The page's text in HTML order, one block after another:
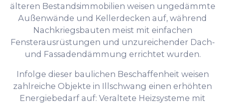
älteren Bestandsimmobilien weisen ungedämmte
Außenwände und Kellerdecken auf, während
Nachkriegsbauten meist mit einfachen
Fensterausrüstungen und unzureichender Dach-
und Fassadendämmung errichtet wurden.
Infolge dieser baulichen Beschaffenheit weisen
zahlreiche Objekte in Illschwang einen erhöhten
Energiebedarf auf: Veraltete Heizsysteme mit